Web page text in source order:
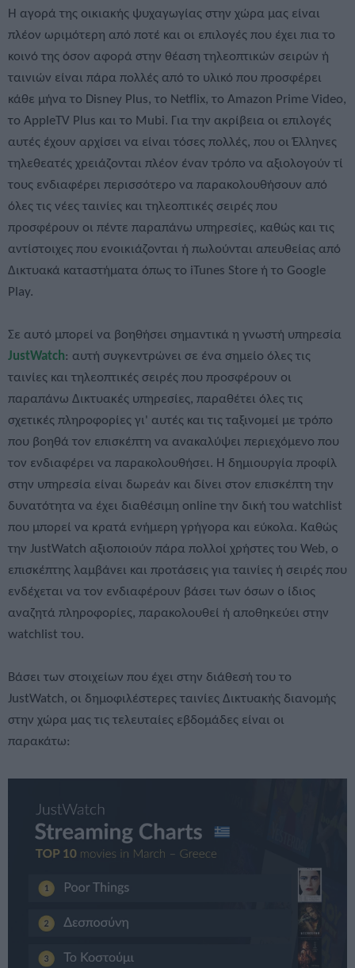
Η αγορά της οικιακής ψυχαγωγίας στην χώρα μας είναι
πλέον ωριμότερη από ποτέ και οι επιλογές που έχει πια το
κοινό της όσον αφορά στην θέαση τηλεοπτικών σειρών ή
ταινιών είναι πάρα πολλές από το υλικό που προσφέρει
κάθε μήνα το Disney Plus, το Netflix, το Amazon Prime Video,
το AppleTV Plus και το Mubi. Για την ακρίβεια οι επιλογές
αυτές έχουν αρχίσει να είναι τόσες πολλές, που οι Έλληνες
τηλεθεατές χρειάζονται πλέον έναν τρόπο να αξιολογούν τί
τους ενδιαφέρει περισσότερο να παρακολουθήσουν από
όλες τις νέες ταινίες και τηλεοπτικές σειρές που
προσφέρουν οι πέντε παραπάνω υπηρεσίες, καθώς και τις
αντίστοιχες που ενοικιάζονται ή πωλούνται απευθείας από
Δικτυακά καταστήματα όπως το iTunes Store ή το Google
Play.
Σε αυτό μπορεί να βοηθήσει σημαντικά η γνωστή υπηρεσία
JustWatch: αυτή συγκεντρώνει σε ένα σημείο όλες τις
ταινίες και τηλεοπτικές σειρές που προσφέρουν οι
παραπάνω Δικτυακές υπηρεσίες, παραθέτει όλες τις
σχετικές πληροφορίες γι' αυτές και τις ταξινομεί με τρόπο
που βοηθά τον επισκέπτη να ανακαλύψει περιεχόμενο που
τον ενδιαφέρει να παρακολουθήσει. Η δημιουργία προφίλ
στην υπηρεσία είναι δωρεάν και δίνει στον επισκέπτη την
δυνατότητα να έχει διαθέσιμη online την δική του watchlist
που μπορεί να κρατά ενήμερη γρήγορα και εύκολα. Καθώς
την JustWatch αξιοποιούν πάρα πολλοί χρήστες του Web, ο
επισκέπτης λαμβάνει και προτάσεις για ταινίες ή σειρές που
ενδέχεται να τον ενδιαφέρουν βάσει των όσων ο ίδιος
αναζητά πληροφορίες, παρακολουθεί ή αποθηκεύει στην
watchlist του.
Βάσει των στοιχείων που έχει στην διάθεσή του το
JustWatch, οι δημοφιλέστερες ταινίες Δικτυακής διανομής
στην χώρα μας τις τελευταίες εβδομάδες είναι οι
παρακάτω: